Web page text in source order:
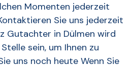
Momenten jederzeit
Sie uns jederzeit
Gutachter in Dülmen wird
sein, um Ihnen zu
uns noch heute Wenn Sie